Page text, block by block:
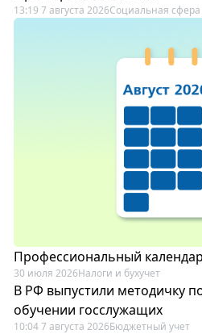
13:19 7 августа 2026Социальная сфера
Профессиональный
30 июля 2026Налоги и бухучет
В РФ выпустили методичку
обучении госслужащих
10:04 7 августа 2026Бюджетный учет